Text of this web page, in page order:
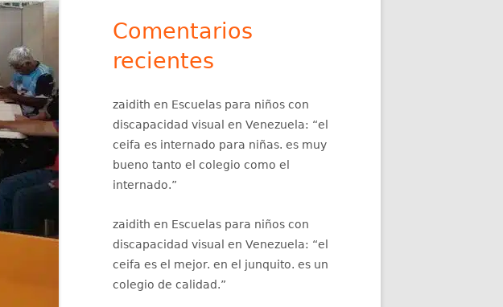
Comentarios
recientes
zaidith en Escuelas para niños con
discapacidad visual en Venezuela: “el
ceifa es internado para niñas. es muy
bueno tanto el colegio como el
internado.”
zaidith en Escuelas para niños con
discapacidad visual en Venezuela: “el
ceifa es el mejor. en el junquito. es un
colegio de calidad.”